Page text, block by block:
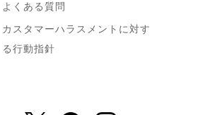
よくある質問
カスタマーハラスメントに対す
る行動指針